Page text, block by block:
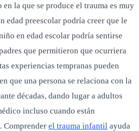
en la que se produce el trauma es muy
edad preescolar podría creer que le
en edad escolar podría sentirse
que permitieron que ocurriera
experiencias tempranas pueden
que una persona se relaciona con la
décadas, dando lugar a adultos
incluso cuando están
Comprender el trauma infantil ayuda